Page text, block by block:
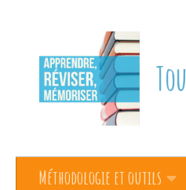
Méthodologie et outils